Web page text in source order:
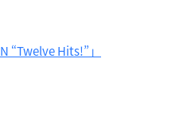
“Twelve Hits!”」